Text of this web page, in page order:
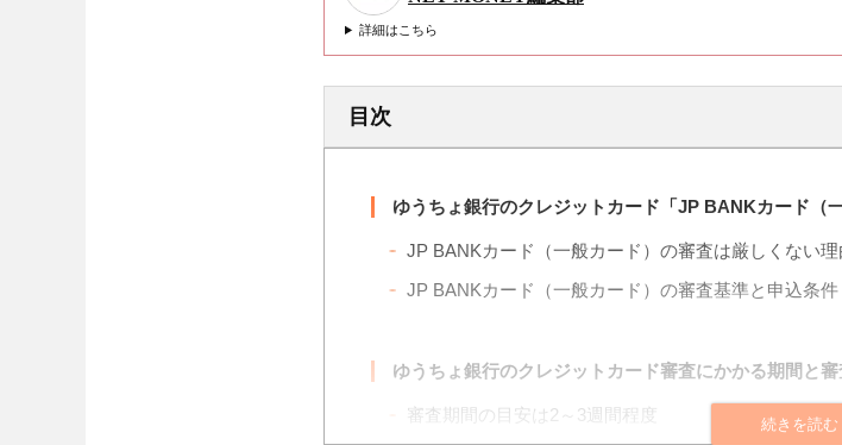
詳細はこちら
目次
ゆうちょ銀行のクレジットカード「JP BANKカード（
JP BANKカード（一般カード）の審査は厳しくない理
JP BANKカード（一般カード）の審査基準と申込条件
ゆうちょ銀行のクレジットカード審査にかかる期間と
審査期間の目安は2～3週間程度